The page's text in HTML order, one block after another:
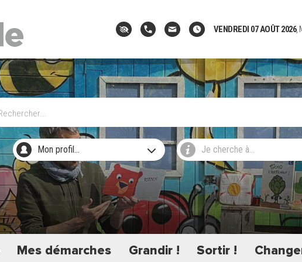
VENDREDI 07 AOÛT 2026,
Mon profil... Je cherche à...
Mes démarches Grandir ! Sortir !